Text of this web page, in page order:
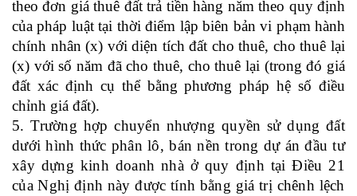
theo đơn giá thuê đất trả tiền hàng năm theo quy định
của pháp luậttại thời điểm lập biên bản vi phạm hành
chính nhân (x) với diện tích đất cho thuê, cho thuê lại
(x) với số năm đã cho thuê, cho thuê lại (trong đó giá
đất xác định cụ thể bằng phương pháp hệ số điều
chỉnh giá đất).
5. Trường hợp chuyển nhượng quyền sử dụng đất
dưới hình thức phân lô, bán nền trong dự án đầu tư
xây dựng kinh doanh nhà ở quy định tại Điều21
của Nghị định này được tính bằng giá trị chênh lệch